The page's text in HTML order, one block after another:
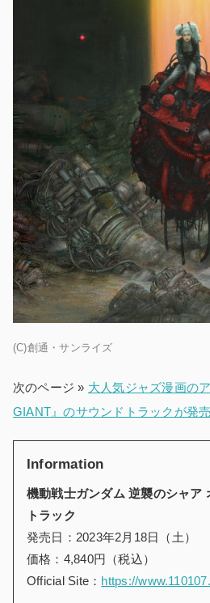
(C)創通・サンライズ
次のページ » 大人気ジャズ漫画の
GIANT』のサウンドトラックが発
Information
機動戦士ガンダム 逆襲のシャア
トラック
発売日：2023年2月18日（土）
価格：4,840円（税込）
Official Site： https://